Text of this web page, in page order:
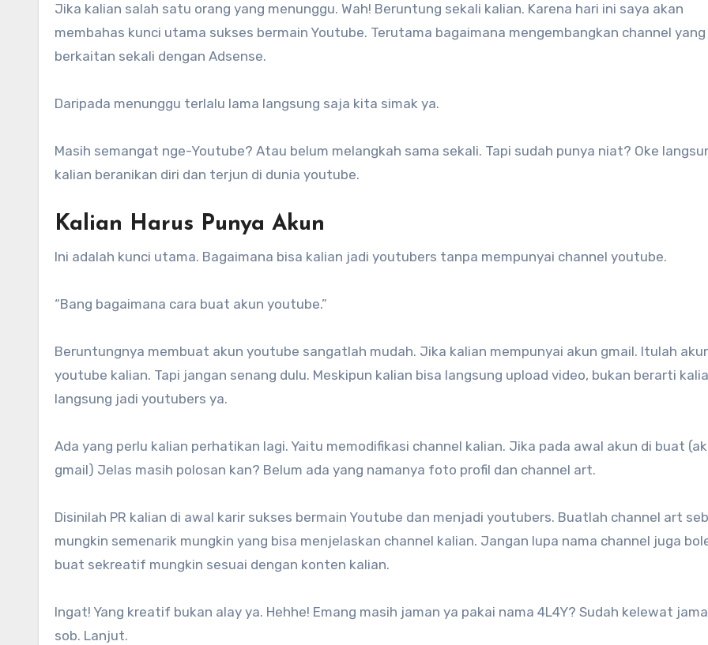
Jika kalian salah satu orang yang menunggu. Wah! Beruntung sekali kalian. Karena hari ini saya akan
membahas kunci utama sukses bermain Youtube. Terutama bagaimana mengembangkan channel yang
berkaitan sekali dengan Adsense.
Daripada menunggu terlalu lama langsung saja kita simak ya.
Masih semangat nge-Youtube? Atau belum melangkah sama sekali. Tapi sudah punya niat? Oke
kalian beranikan diri dan terjun di dunia youtube.
Kalian Harus Punya Akun
Ini adalah kunci utama. Bagaimana bisa kalian jadi youtubers tanpa mempunyai channel youtube.
“Bang bagaimana cara buat akun youtube.”
Beruntungnya membuat akun youtube sangatlah mudah. Jika kalian mempunyai akun gmail. Itulah
youtube kalian. Tapi jangan senang dulu. Meskipun kalian bisa langsung upload video, bukan berarti
langsung jadi youtubers ya.
Ada yang perlu kalian perhatikan lagi. Yaitu memodifikasi channel kalian. Jika pada awal akun di buat
gmail) Jelas masih polosan kan? Belum ada yang namanya foto profil dan channel art.
Disinilah PR kalian di awal karir sukses bermain Youtube dan menjadi youtubers. Buatlah channel art
mungkin semenarik mungkin yang bisa menjelaskan channel kalian. Jangan lupa nama channel juga
buat sekreatif mungkin sesuai dengan konten kalian.
Ingat! Yang kreatif bukan alay ya. Hehhe! Emang masih jaman ya pakai nama 4L4Y? Sudah kelewat
sob. Lanjut.